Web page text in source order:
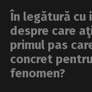
În legătură cu
despre care
primul pas
concret
fenomen?